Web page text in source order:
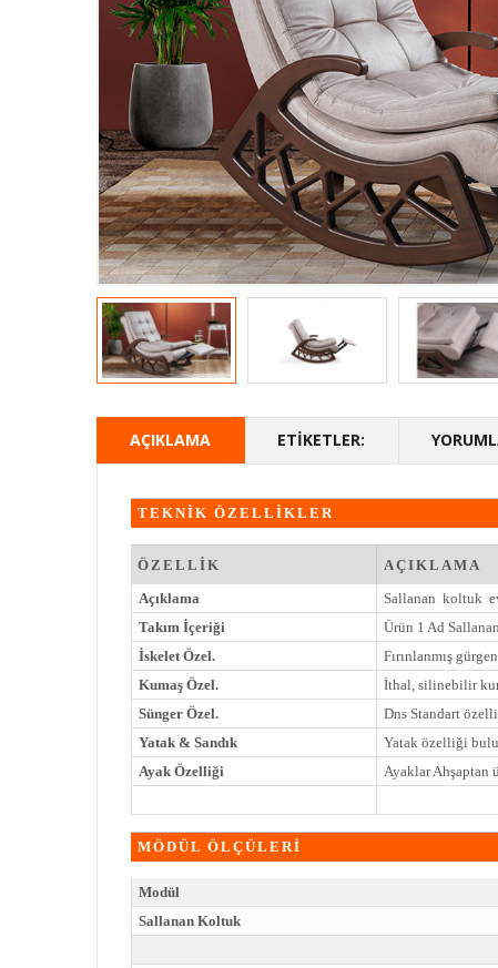
AÇIKLAMA ETIKETLER:
TEKNİK ÖZELLİKLER
ÖZELLİK
AÇIKLAMA
Açıklama
Sallanan koltuk
Takım İçeriği
Ürün 1 Ad
İskelet Özel.
Fırınlanmış
Kumaş Özel.
İthal, silinebilir
Sünger Özel.
Dns Standart
Yatak & Sandık
Yatak özelliği
Ayak Özelliği
Ayaklar Ahşaptan
MÖDÜL ÖLÇÜLERİ
Modül
Sallanan Koltuk